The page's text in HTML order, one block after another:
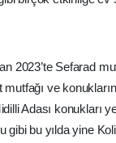
2023’te Sefarad
ve
Adası konukları
gibi bu yılda yine